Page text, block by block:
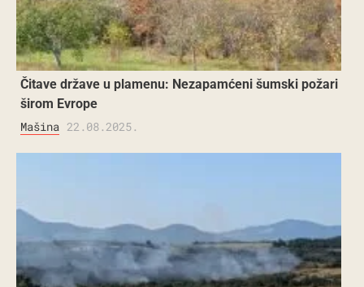
Čitave države u plamenu: Nezapamćeni šumski požari
širom Evrope
Mašina 22.08.2025.